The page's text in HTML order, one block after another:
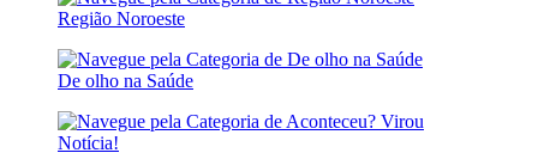
Região Noroeste
De olho na Saúde